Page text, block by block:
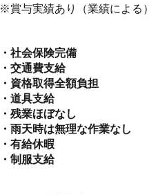
※賞与実績あり（業績による）
・社会保険完備
・交通費支給
・資格取得全額負担
・道具支給
・残業ほぼなし
・雨天時は無理な作業なし
・有給休暇
・制服支給